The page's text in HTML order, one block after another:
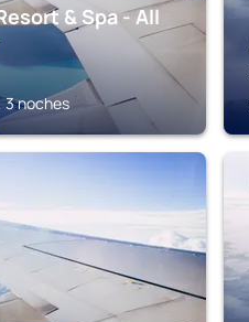
& Spa - All
3 noches